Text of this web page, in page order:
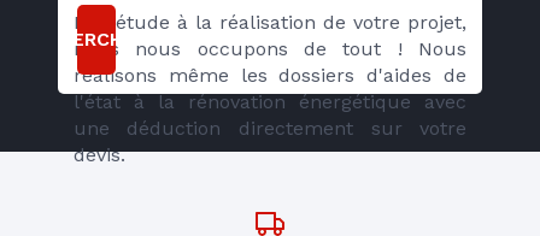
De l'étude à la réalisation de votre projet,
nous nous occupons de tout ! Nous
réalisons même les dossiers d'aides de
l'état à la rénovation énergétique avec
une déduction directement sur votre
devis.
RECHERCHER